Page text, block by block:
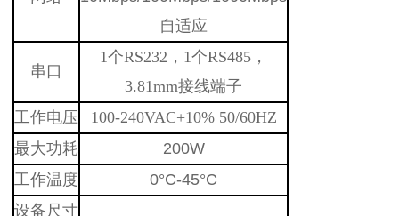
自适应
串口
1个RS232，1个RS485，
3.81mm接线端子
工作电压
100-240VAC+10% 50/60HZ
最大功耗
200W
工作温度
0°C-45°C
设备尺寸